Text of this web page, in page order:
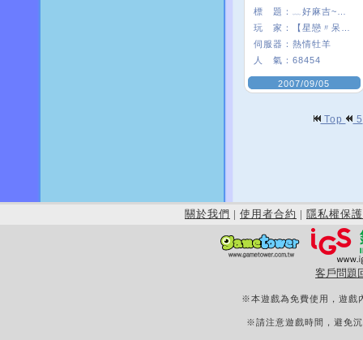
標 題：
玩 家：
伺服器： 熱情牡羊
人 氣： 68454
2007/09/05
Top 5
關於我們 | 使用者合約 | 隱私權保護
客戶問題
※本遊戲為免費使用，遊戲
※請注意遊戲時間，避免